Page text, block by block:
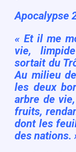
Apocalypse
« Et il me
vie,
sortait du
Au milieu
les deux
arbre de
fruits,
dont les
des nations.